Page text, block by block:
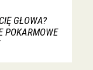
GŁOWA?
POKARMOWE